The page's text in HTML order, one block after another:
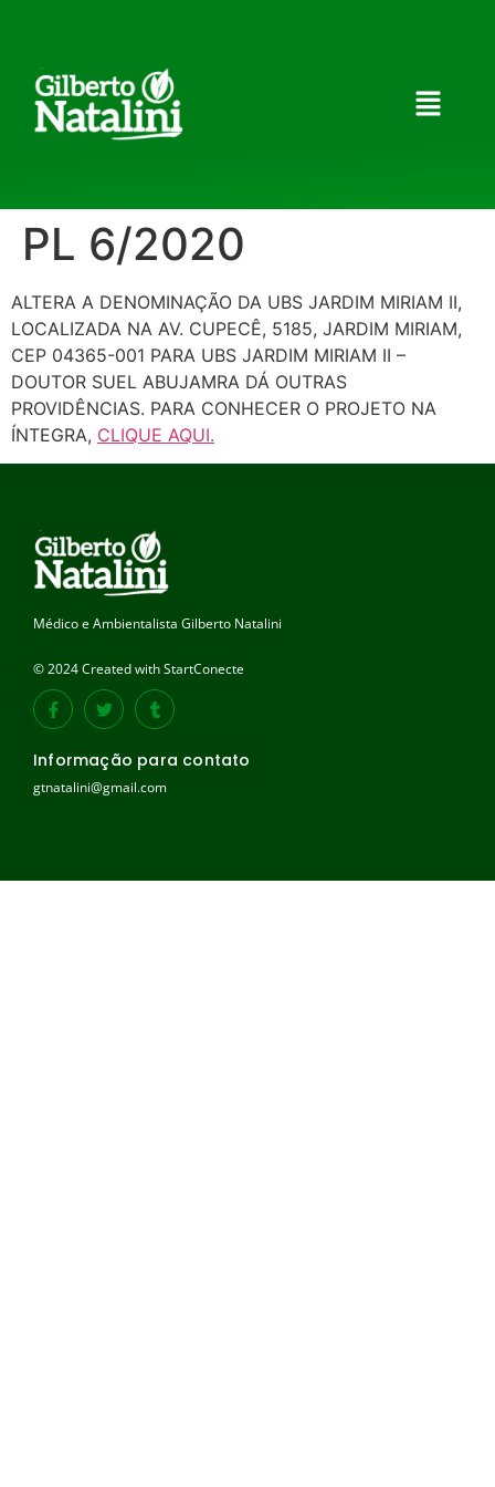
PL 6/2020
ALTERA A DENOMINAÇÃO DA UBS JARDIM MIRIAM II,
LOCALIZADA NA AV. CUPECÊ, 5185, JARDIM MIRIAM,
CEP 04365-001 PARA UBS JARDIM MIRIAM II –
DOUTOR SUEL ABUJAMRA DÁ OUTRAS
PROVIDÊNCIAS. PARA CONHECER O PROJETO NA
ÍNTEGRA, CLIQUE AQUI.
Médico e Ambientalista Gilberto Natalini
© 2024 Created with StartConecte
Informação para contato
gtnatalini@gmail.com